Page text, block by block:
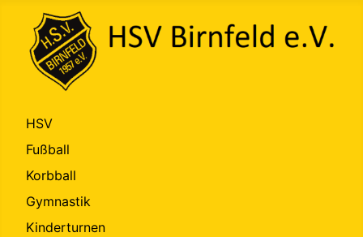
HSV
Fußball
Korbball
Gymnastik
Kinderturnen